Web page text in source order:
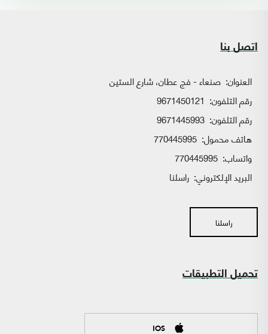
اتصل بنا
العنوان: صنعاء - فج عطان، شارع الستين
رقم التلفون: 9671450121
رقم التلفون: 9671445993
هاتف محمول: 770445995
واتساب:
البريد الإلكتروني: راسلنا
راسلنا
تحميل التطبيقات
IOS